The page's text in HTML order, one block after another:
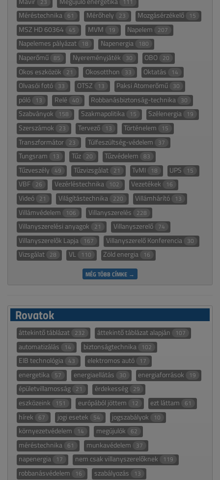
Méréstechnika 61 Mérőhely 23 Mozgásérzékelő 15
MSZ HD 60364 45 MVM 19 Napelem 207
Napelemes pályázat 18 Napenergia 180
Naperőmű 85 Nyereményjáték 30 OBO 20
Okos eszközök 21 Okosotthon 33 Oktatás 14
Olvasói fotó 33 OTSZ 13 Paksi Atomerőmű 30
póló 13 Relé 40 Robbanásbiztonság-technika 30
Szabványok 158 Szakmapolitika 15 Szélenergia 19
Szerszámok 23 Tervező 13 Történelem 15
Transzformátor 23 Túlfeszültség-védelem 37
Tungsram 13 Tűz 20 Tűzvédelem 83
Tűzveszély 49 Tűzvizsgálat 21 TvMI 18 UPS 15
VBF 26 Vezérléstechnika 102 Vezetékek 16
Videó 21 Világítástechnika 220 Villámhárító 13
Villámvédelem 106 Villanyszerelés 228
Villanyszerelési anyagok 21 Villanyszerelő 74
Villanyszerelők Lapja 167 Villanyszerelő Konferencia 30
Vizsgálat 28 VL 110 Zöld energia 16
MÉG TÖBB CÍMKE →
Rovatok
áttekintő táblázat 232 áttekintő táblázat alapján 107
automatizálás 14 biztonságtechnika 102
EIB technológia 43 elektromos autó 17
energetika 57 energiaellátás 30 energiaforrások 19
épületvillamosság 21 érdekesség 29
eszközeink 151 európából jöttem 12 ezt láttam 61
hírek 67 jogi esetek 54 jogszabályok 10
környezetvédelem 14 megújulók 62
méréstechnika 61 munkavédelem 37
napenergia 17 nem csak villanyszerelőknek 119
robbanásvédelem 16 szabályozás 13